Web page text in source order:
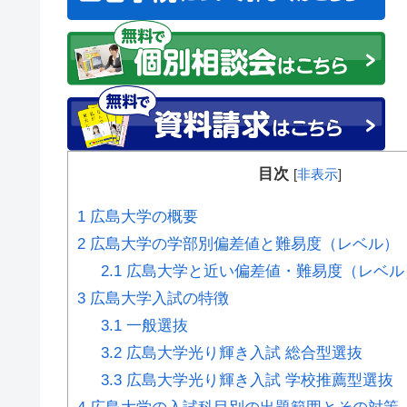
目次 [非表示]
1 広島大学の概要
2 広島大学の学部別偏差値と難易度（レベル）
2.1広島大学と近い偏差値・難易度（レベ
3 広島大学入試の特徴
3.1一般選抜
3.2広島大学光り輝き入試 総合型選抜
3.3広島大学光り輝き入試 学校推薦型選抜